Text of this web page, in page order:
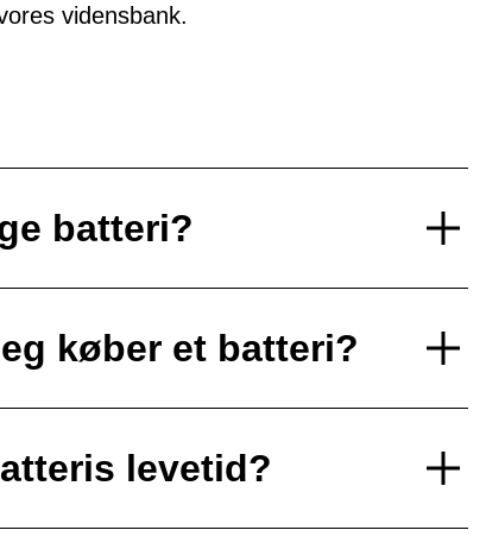
vidensbank.
batteri?
køber et batteri?
levetid?